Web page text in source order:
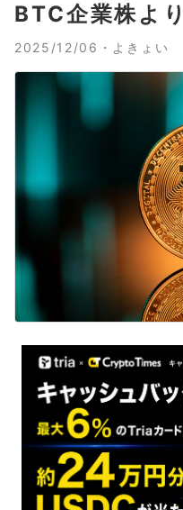
BTC企業株よ
2025/12/06・ よきょい